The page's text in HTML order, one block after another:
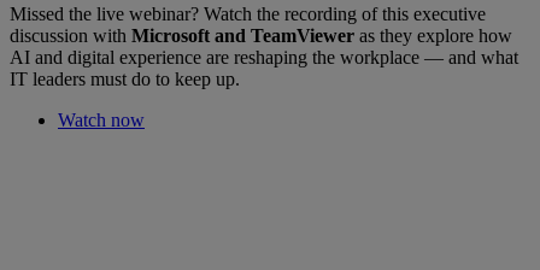
Missed the live webinar? Watch the recording of this executive
discussion with Microsoft and TeamViewer as they explore how
AI and digital experience are reshaping the workplace — and what
IT leaders must do to keep up.
Watch now